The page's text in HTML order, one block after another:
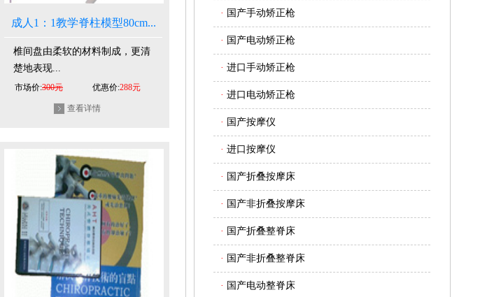
电话：
江西南昌地区可与胡火星
医师联系：电话
13407917930
江西赣州地区可与张凌喜
医师联系：电话
成人1：1教学脊柱模型80cm...
椎间盘由柔软的材料制成，更清
楚地表现...
市场价:300元 优惠价:288元
查看详情
· 国产手动矫正枪
· 国产电动矫正枪
· 进口手动矫正枪
· 进口电动矫正枪
· 国产按摩仪
· 进口按摩仪
· 国产折叠按摩床
· 国产非折叠按摩床
· 国产折叠整脊床
· 国产非折叠整脊床
· 国产电动整脊床